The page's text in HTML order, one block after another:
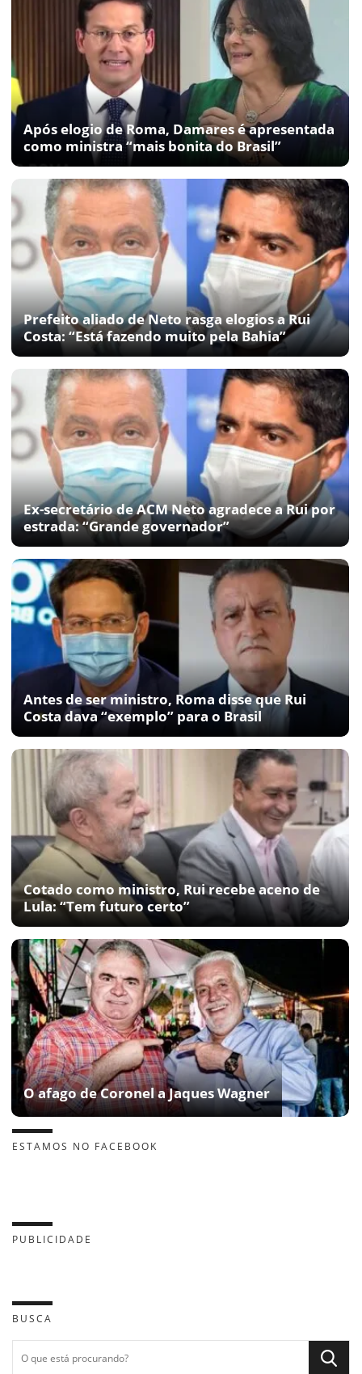
Após elogio de Roma, Damares é apresentada
como ministra “mais bonita do Brasil”
Prefeito aliado de Neto rasga elogios a Rui
Costa: “Está fazendo muito pela Bahia”
Ex-secretário de ACM Neto agradece a Rui por
estrada: “Grande governador”
Antes de ser ministro, Roma disse que Rui
Costa dava “exemplo” para o Brasil
Cotado como ministro, Rui recebe aceno de
Lula: “Tem futuro certo”
O afago de Coronel a Jaques Wagner
ESTAMOS NO FACEBOOK
PUBLICIDADE
BUSCA